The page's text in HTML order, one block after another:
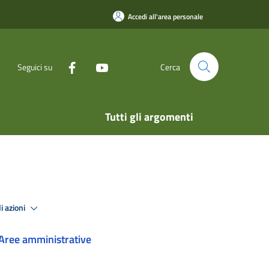
Accedi all'area personale
Seguici su Cerca
Tutti gli argomenti
azioni
amministrative